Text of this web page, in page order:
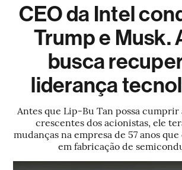
CEO da Intel
Trump e Musk.
busca
liderança
Antes que Lip-Bu Tan possa cumprir
crescentes dos acionistas, ele
mudanças na empresa de 57 anos
em fabricação de